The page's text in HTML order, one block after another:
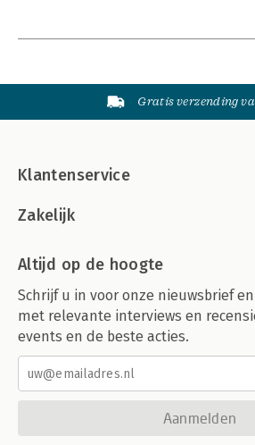
Gratis verzending
Klantenservice
Zakelijk
Altijd op de hoogte
Schrijf u in voor onze nieuwsbrief
met relevante interviews en
events en de beste acties.
Aanmelden